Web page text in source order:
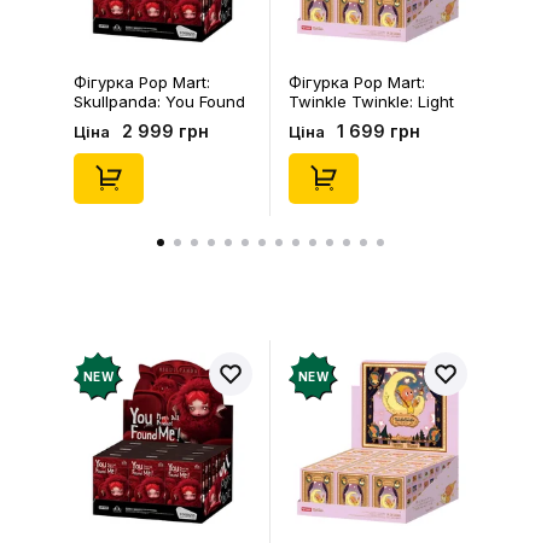
Фігурка Pop Mart:
Skullpanda: You Found
Me!: Plush Doll Pendant
Series (Blind Box: 1 з
10) (Secret Edition),
(29347)
Ціна 2 999 грн
Фігурка Pop Mart:
Twinkle Twinkle: Light
Up: Scene Sets Series
(Blind Box: 1 з 10)
(Secret Edition),
(21372)
Ціна 1 699 грн
NEW NEW